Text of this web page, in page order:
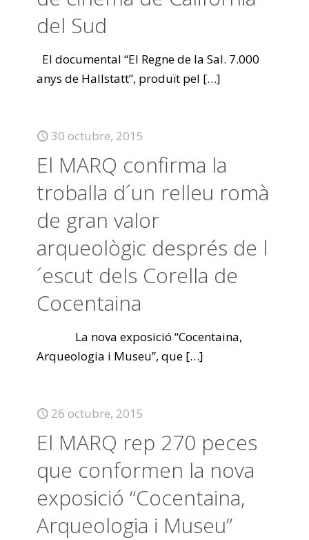
del Sud
El documental “El Regne de la Sal. 7.000
anys de Hallstatt”, produït pel […]
30 octubre, 2015
El MARQ confirma la
troballa d´un relleu romà
de gran valor
arqueològic després de l
´escut dels Corella de
Cocentaina
La nova exposició “Cocentaina,
Arqueologia i Museu”, que […]
26 octubre, 2015
El MARQ rep 270 peces
que conformen la nova
exposició “Cocentaina,
Arqueologia i Museu”